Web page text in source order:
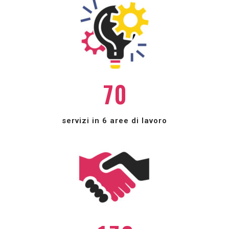
4
5
6
70
servizi in 6 aree di lavoro
0
0
1
2
4
5
6
0
0